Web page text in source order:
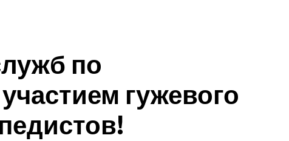
по
гужевого